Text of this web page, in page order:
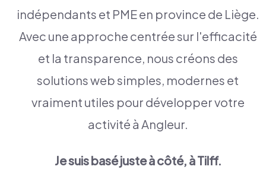
indépendants et PME en province de Liège.
Avec une approche centrée sur l'efficacité
et la transparence, nous créons des
solutions web simples, modernes et
vraiment utiles pour développer votre
activité à Angleur.
Je suis basé juste à côté, à Tilff.